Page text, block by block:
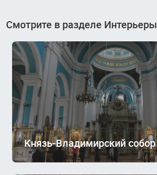
Смотрите в разделе Интерьеры
Князь-Владимирский собор